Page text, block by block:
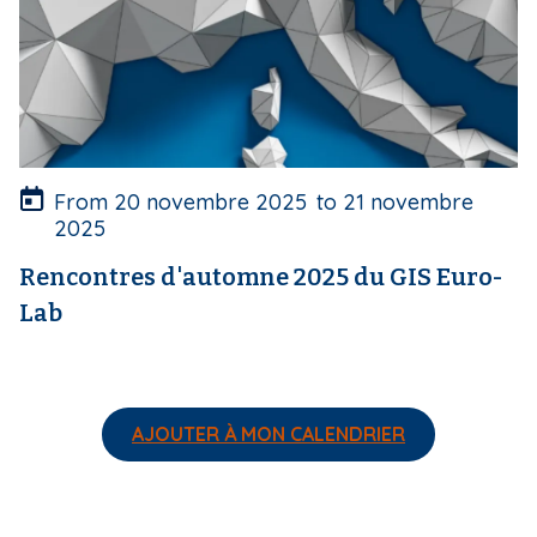
v
e
t
r
e
From20 novembre 2025 to 21 novembre
2025
Rencontres d'automne 2025 du GIS Euro-
Lab
AJOUTER À MON CALENDRIER